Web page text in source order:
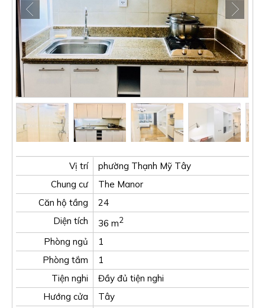
Vị trí
phường Thạnh Mỹ Tây
Chung cư
The Manor
Căn hộ tầng
24
Diện tích
36 m2
Phòng ngủ
1
Phòng tắm
1
Tiện nghi
Đầy đủ tiện nghi
Hướng cửa
Tây